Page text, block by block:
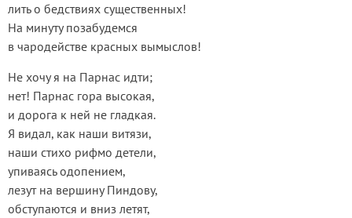
лить о бедствиях существенных!
На минуту позабудемся
в чародействе красных вымыслов!
Не хочу я на Парнас идти;
нет! Парнас гора высокая,
и дорога к ней не гладкая.
Я видал, как наши витязи,
наши стихо рифмо детели,
упиваясь одопением,
лезут на вершину Пиндову,
обступаются и вниз летят,